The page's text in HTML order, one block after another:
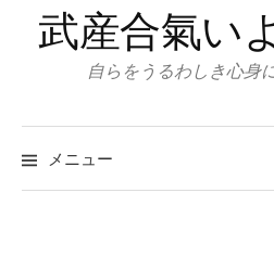
武産合氣い
自らをうるわしき心身
メニュー